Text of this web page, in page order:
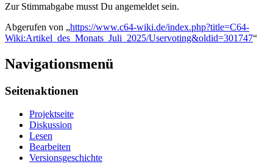
Zur Stimmabgabe musst Du angemeldet sein.
Abgerufen von „https://www.c64-wiki.de/index.php?title=C64-
Wiki:Artikel_des_Monats_Juli_2025/Uservoting&oldid=301747“
Navigationsmenü
Seitenaktionen
Projektseite
Diskussion
Lesen
Bearbeiten
Versionsgeschichte